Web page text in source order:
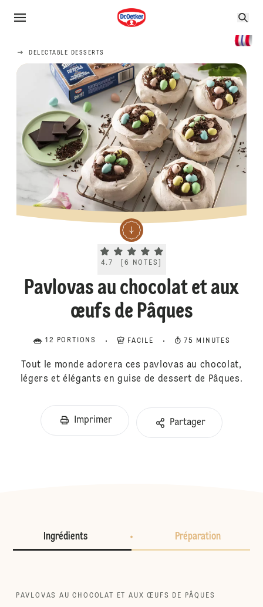
DELECTABLE DESSERTS
Current rating 4.7. Click to rate.
4.7 6 NOTES
Pavlovas au chocolat et aux
œufs de Pâques
12 PORTIONS FACILE 75 MINUTES
Tout le monde adorera ces pavlovas au chocolat,
légers et élégants en guise de dessert de Pâques.
Imprimer Partager
Ingrédients Préparation
PAVLOVAS AU CHOCOLAT ET AUX ŒUFS DE PÂQUES